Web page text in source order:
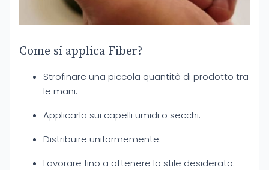
Come si applica Fiber?
Strofinare una piccola quantità di prodotto tra
le mani.
Applicarla sui capelli umidi o secchi.
Distribuire uniformemente.
Lavorare fino a ottenere lo stile desiderato.